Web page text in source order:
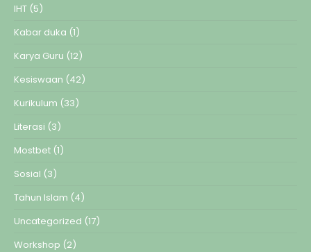
IHT (5)
Kabar duka (1)
Karya Guru (12)
Kesiswaan (42)
Kurikulum (33)
Literasi (3)
Mostbet (1)
Sosial (3)
Tahun Islam (4)
Uncategorized (17)
Workshop (2)